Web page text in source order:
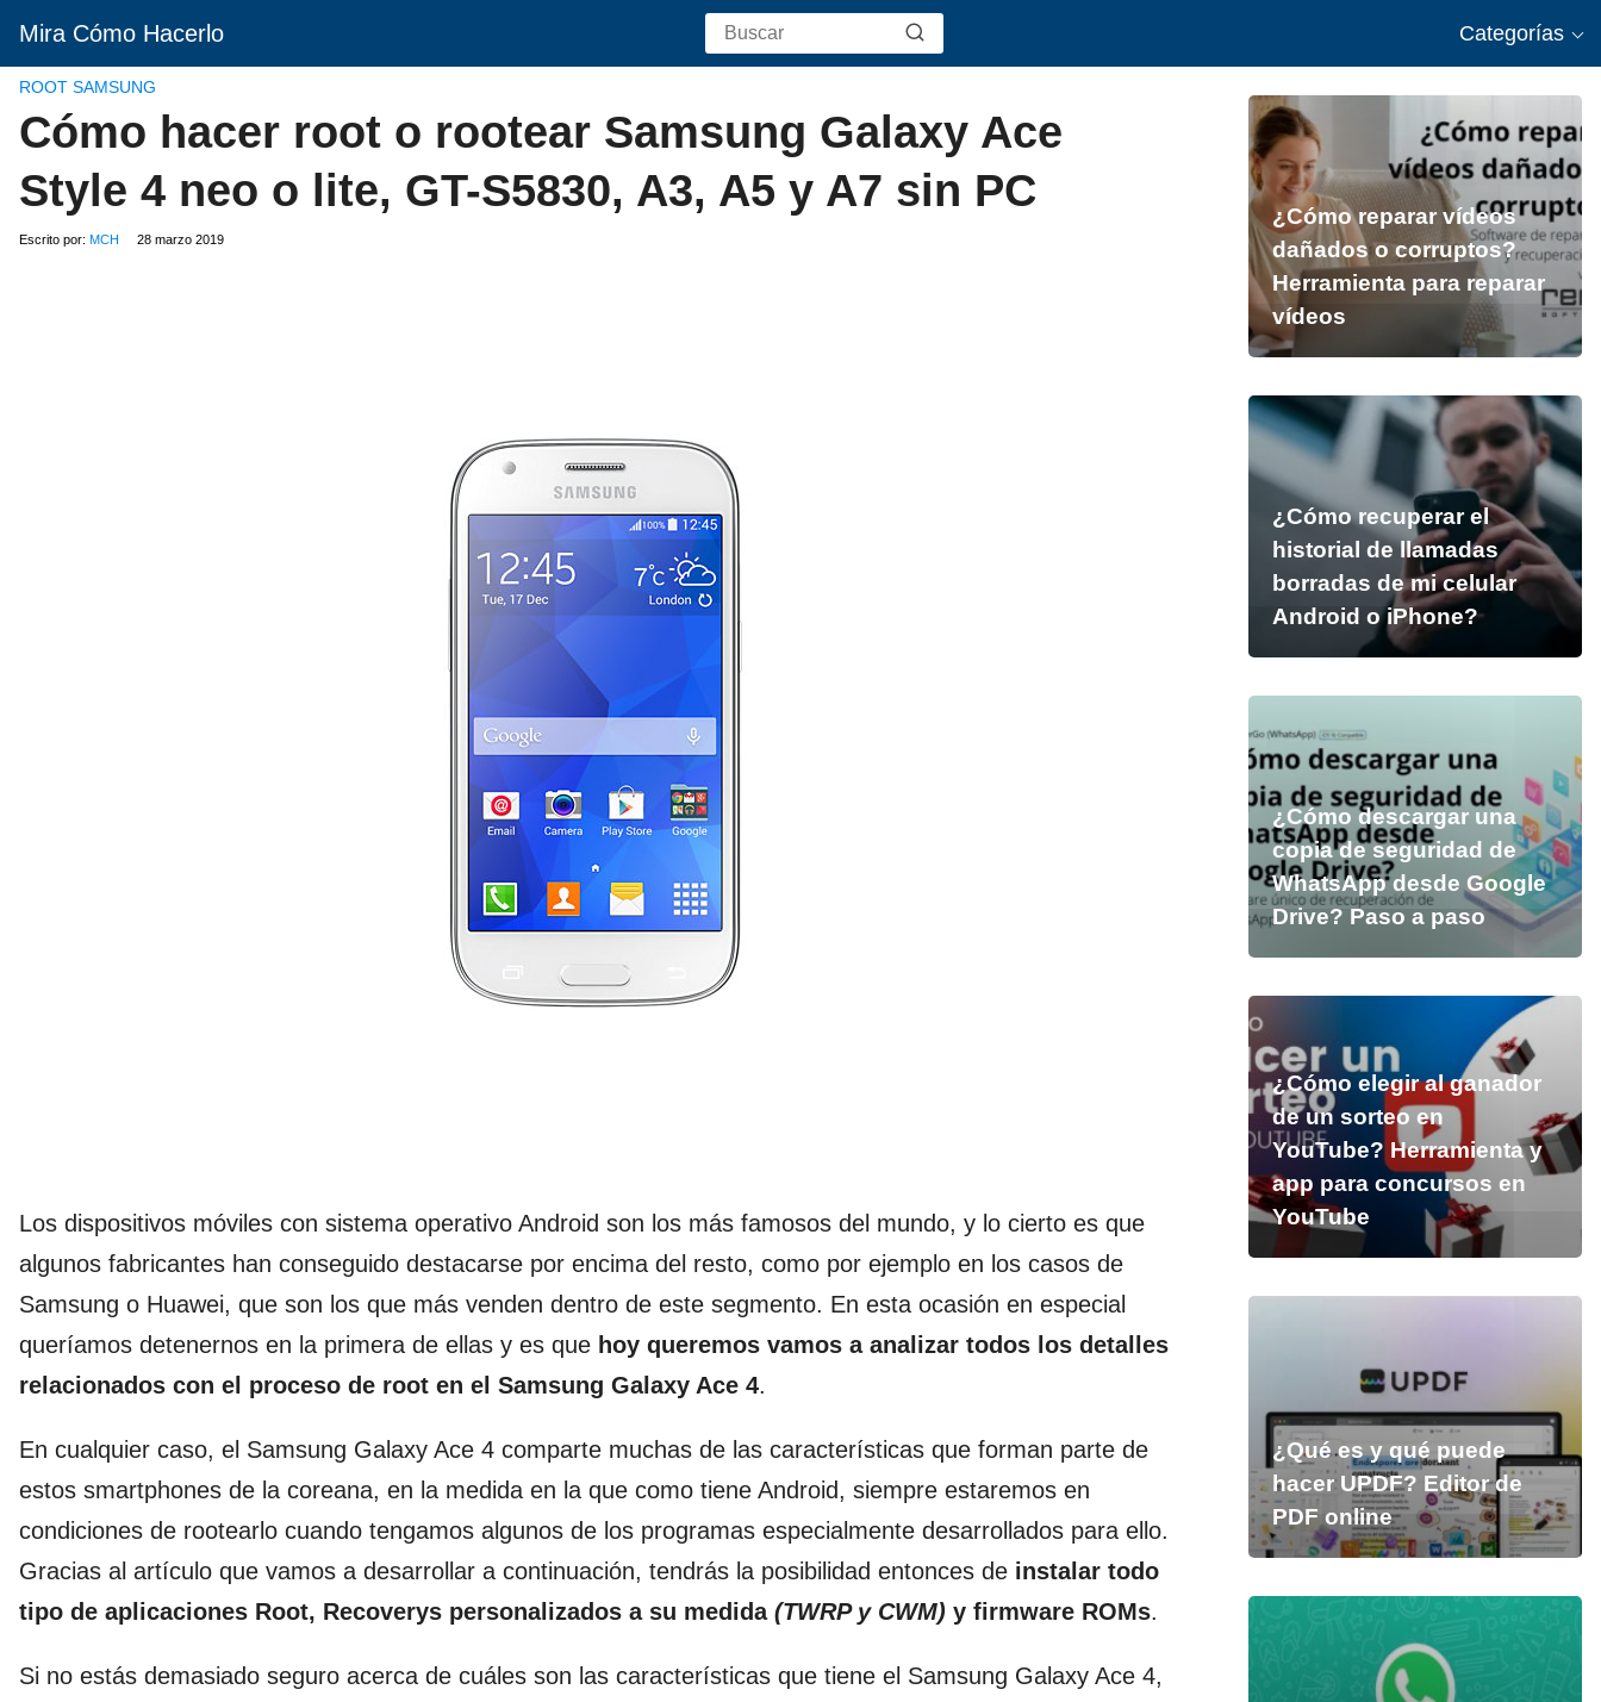
Mira Cómo Hacerlo Categorías
ROOT SAMSUNG
Cómo hacer root o rootear Samsung Galaxy Ace
Style 4 neo o lite, GT-S5830, A3, A5 y A7 sin PC
Escrito por: MCH 28 marzo 2019
Los dispositivos móviles con sistema operativo Android son los más famosos del mundo, y lo cierto es que
algunos fabricantes han conseguido destacarse por encima del resto, como por ejemplo en los casos de
Samsung o Huawei, que son los que más venden dentro de este segmento. En esta ocasión en especial
queríamos detenernos en la primera de ellas y es que hoy queremos vamos a analizar todos los detalles
relacionados con el proceso de root en el Samsung Galaxy Ace 4.
En cualquier caso, el Samsung Galaxy Ace 4 comparte muchas de las características que forman parte de
estos smartphones de la coreana, en la medida en la que como tiene Android, siempre estaremos en
condiciones de rootearlo cuando tengamos algunos de los programas especialmente desarrollados para ello.
Gracias al artículo que vamos a desarrollar a continuación, tendrás la posibilidad entonces de instalar todo
tipo de aplicaciones Root, Recoverys personalizados a su medida (TWRP y CWM) y firmware ROMs.
Si no estás demasiado seguro acerca de cuáles son las características que tiene el Samsung Galaxy Ace 4,
¿Cómo reparar vídeos
dañados o corruptos?
Herramienta para reparar
vídeos
¿Cómo recuperar el
historial de llamadas
borradas de mi celular
Android o iPhone?
¿Cómo descargar una
copia de seguridad de
WhatsApp desde Google
Drive? Paso a paso
¿Cómo elegir al ganador
de un sorteo en
YouTube? Herramienta y
app para concursos en
YouTube
¿Qué es y qué puede
hacer UPDF? Editor de
PDF online